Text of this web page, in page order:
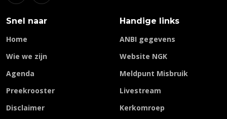
Snel naar
Home
Wie we zijn
Agenda
Preekrooster
Disclaimer
Handige links
ANBI gegevens
Website NGK
Meldpunt Misbruik
Livestream
Kerkomroep